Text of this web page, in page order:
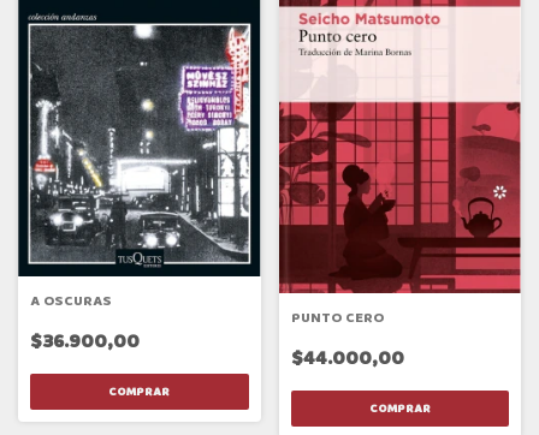
A OSCURAS
$36.900,00
PUNTO CERO
$44.000,00